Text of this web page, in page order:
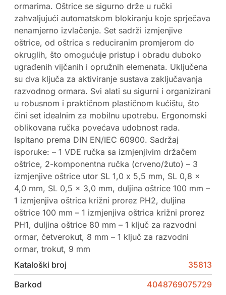
ormarima. Oštrice se sigurno drže u ručki
zahvaljujući automatskom blokiranju koje sprječava
nenamjerno izvlačenje. Set sadrži izmjenjive
oštrice, od oštrica s reduciranim promjerom do
okruglih, što omogućuje pristup i obradu duboko
ugrađenih vijčanih i opružnih elemenata. Uključena
su dva ključa za aktiviranje sustava zaključavanja
razvodnog ormara. Svi alati su sigurni i organizirani
u robusnom i praktičnom plastičnom kućištu, što
čini set idealnim za mobilnu upotrebu. Ergonomski
oblikovana ručka povećava udobnost rada.
Ispitano prema DIN EN/IEC 60900. Sadržaj
isporuke: – 1 VDE ručka sa izmjenjivim držačem
oštrice, 2-komponentna ručka (crveno/žuto) – 3
izmjenjive oštrice utor SL 1,0 x 5,5 mm, SL 0,8 x
4,0 mm, SL 0,5 x 3,0 mm, duljina oštrice 100 mm –
1 izmjenjiva oštrica križni prorez PH2, duljina
oštrice 100 mm – 1 izmjenjiva oštrica križni prorez
PH1, duljina oštrice 80 mm – 1 ključ za razvodni
ormar, četverokut, 8 mm – 1 ključ za razvodni
ormar, trokut, 9 mm
Kataloški broj
35813
Barkod
4048769075729